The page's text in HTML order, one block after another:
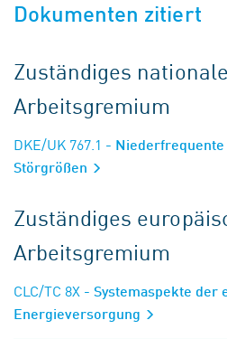
Dokumenten zitiert
Zuständiges
Arbeitsgremium
DKE/UK 767.1 -
Störgrößen
Zuständiges
Arbeitsgremium
CLC/TC 8X - Systemaspekte der
Energieversorgung